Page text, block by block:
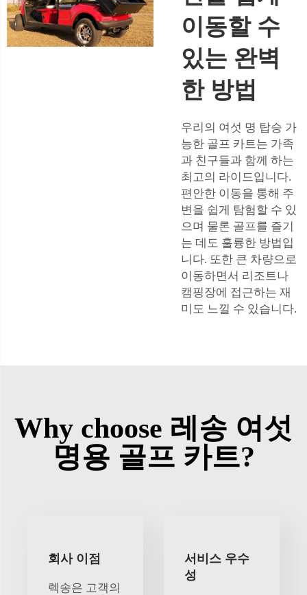
이동할 수
있는 완벽
한 방법
우리의 여섯 명 탑승 가
능한 골프 카트는 가족
과 친구들과 함께 하는
최고의 라이드입니다.
편안한 이동을 통해 주
변을 쉽게 탐험할 수 있
으며 물론 골프를 즐기
는 데도 훌륭한 방법입
니다. 또한 큰 차량으로
이동하면서 리조트나
캠핑장에 접근하는 재
미도 느낄 수 있습니다.
Why choose 레송 여섯
명용 골프 카트?
회사 이점
렉송은 고객의
서비스 우수
성